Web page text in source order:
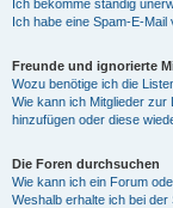
Ich bekomme ständig
Ich habe eine Spam-E-
Freunde und ignorierte
Wozu benötige ich die
Wie kann ich Mitglieder
hinzufügen oder diese
Die Foren durchsuchen
Wie kann ich ein Forum
Weshalb erhalte ich bei